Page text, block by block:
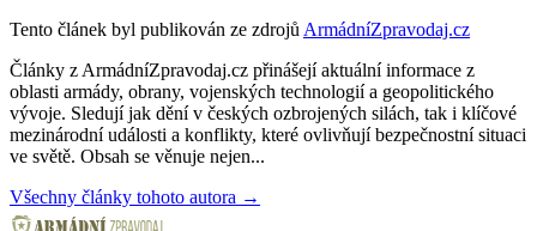
Tento článek byl publikován ze zdrojů ArmádníZpravodaj.cz
Články z ArmádníZpravodaj.cz přinášejí aktuální informace z
oblasti armády, obrany, vojenských technologií a geopolitického
vývoje. Sledují jak dění v českých ozbrojených silách, tak i klíčové
mezinárodní události a konflikty, které ovlivňují bezpečnostní situaci
ve světě. Obsah se věnuje nejen...
Všechny články tohoto autora →